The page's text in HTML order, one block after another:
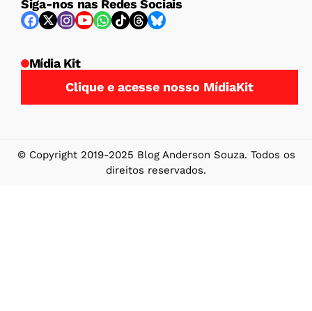
Siga-nos nas Redes Sociais
Mídia Kit
Clique e acesse nosso MídiaKit
© Copyright 2019-2025 Blog Anderson Souza. Todos os
direitos reservados.